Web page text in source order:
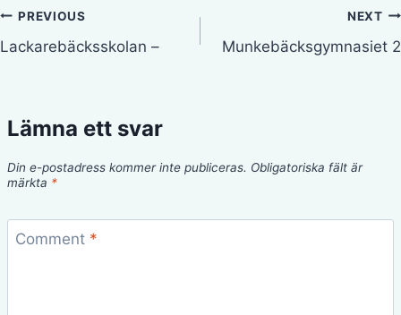
Inläggsnavigering
PREVIOUS
Lackarebäcksskolan –
NEXT
Munkebäcksgymnasiet 2
Lämna ett svar
Din e-postadress kommer inte publiceras. Obligatoriska fält är
märkta *
Comment *